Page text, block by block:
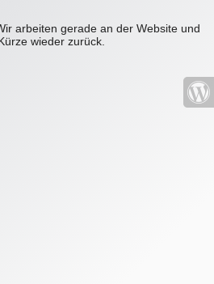
arbeiten gerade an der Website und
wieder zurück.